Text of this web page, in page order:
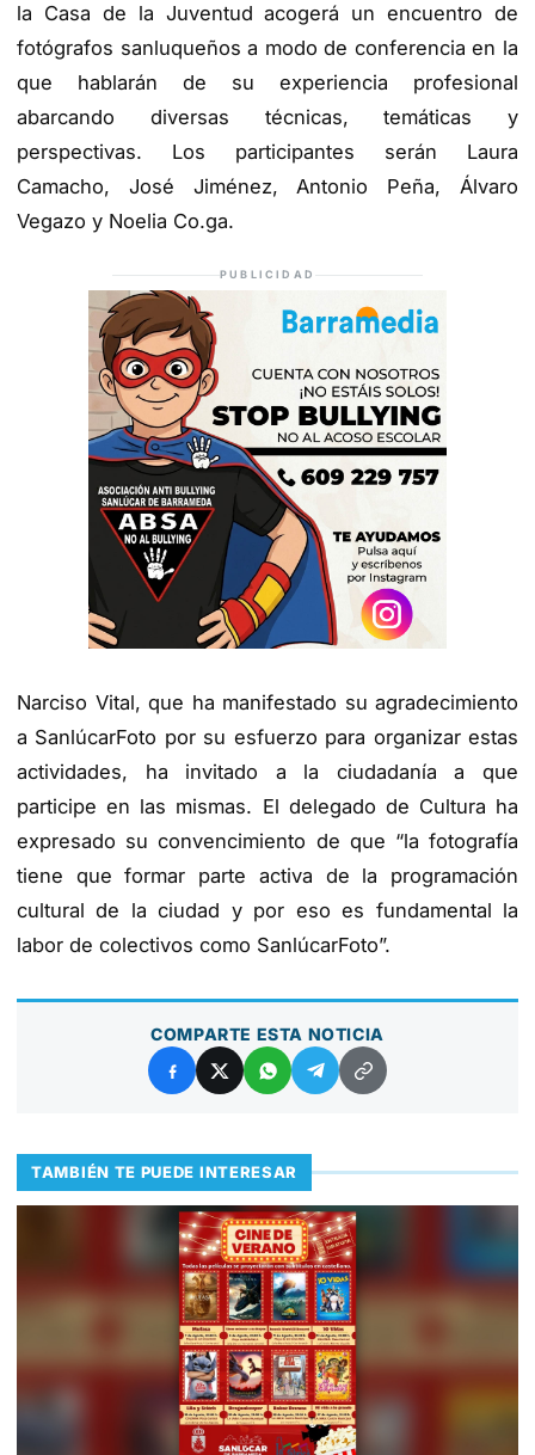
la Casa de la Juventud acogerá un encuentro de
fotógrafos sanluqueños a modo de conferencia en la
que hablarán de su experiencia profesional
abarcando diversas técnicas, temáticas y
perspectivas. Los participantes serán Laura
Camacho, José Jiménez, Antonio Peña, Álvaro
Vegazo y Noelia Co.ga.
PUBLICIDAD
Narciso Vital, que ha manifestado su agradecimiento
a SanlúcarFoto por su esfuerzo para organizar estas
actividades, ha invitado a la ciudadanía a que
participe en las mismas. El delegado de Cultura ha
expresado su convencimiento de que “la fotografía
tiene que formar parte activa de la programación
cultural de la ciudad y por eso es fundamental la
labor de colectivos como SanlúcarFoto”.
COMPARTE ESTA NOTICIA
TAMBIÉN TE PUEDE INTERESAR